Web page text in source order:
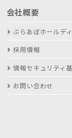
会社概要
ぶらあぼホールデ
採用情報
情報セキュリティ
お問い合わせ